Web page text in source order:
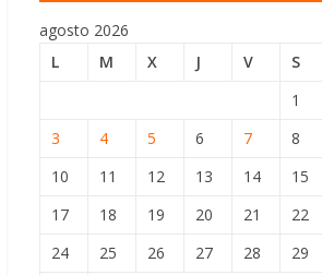
agosto 2026
L
M X J V S
1
3
4 5 6 7 8
10
11 12 13 14 15
17
18 19 20 21 22
24
25 26 27 28 29